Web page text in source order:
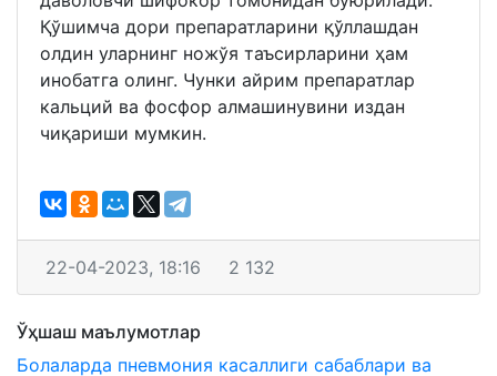
Қўшимча дори препаратларини қўллашдан
олдин уларнинг ножўя таъсирларини ҳам
инобатга олинг. Чунки айрим препаратлар
кальций ва фосфор алмашинувини издан
чиқариши мумкин.
22-04-2023, 18:16 2 132
Ўҳшаш маълумотлар
Болаларда пневмония касаллиги сабаблари ва